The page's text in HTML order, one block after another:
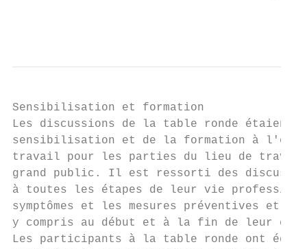
Sensibilisation et formation
Les discussions de la table ronde étaient
sensibilisation et de la formation à
travail pour les parties du lieu de
grand public. Il est ressorti des
à toutes les étapes de leur vie
symptômes et les mesures préventives et
y compris au début et à la fin de leur
Les participants à la table ronde ont